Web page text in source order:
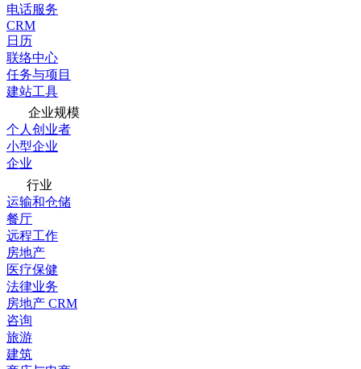
电话服务
CRM
日历
联络中心
任务与项目
建站工具
企业规模
个人创业者
小型企业
企业
行业
运输和仓储
餐厅
远程工作
房地产
医疗保健
法律业务
房地产 CRM
咨询
旅游
建筑